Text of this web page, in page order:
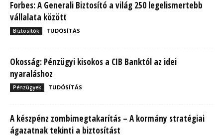
Forbes: A Generali Biztosító a világ 250 legelismertebb
vállalata között
Biztosítók TUDÓSÍTÁS
Okosság: Pénzügyi kisokos a CIB Banktól az idei
nyaraláshoz
Pénzügyek TUDÓSÍTÁS
A készpénz zombimegtakarítás – A kormány stratégiai
ágazatnak tekinti a biztosítást